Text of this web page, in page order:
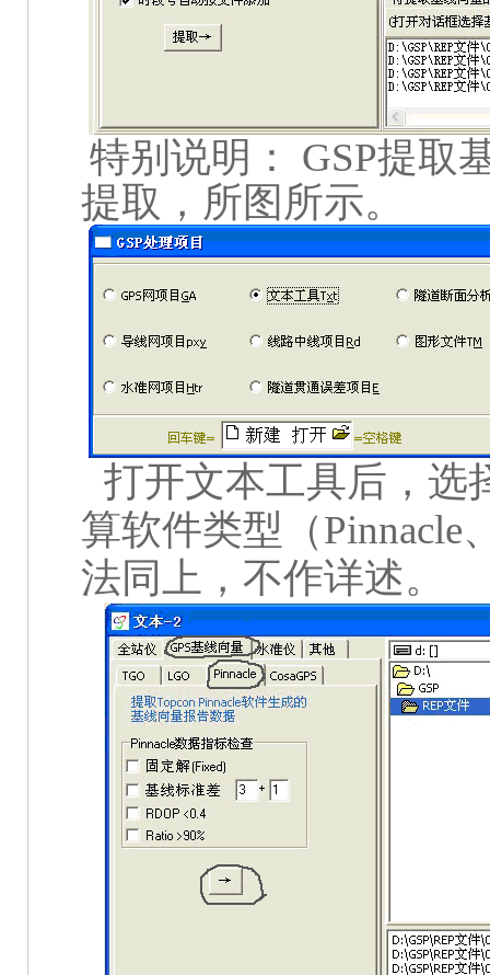
特别说明： GSP提取
提取，所图所示。
打开文本工具后，选
算软件类型（Pinnacle
法同上，不作详述。